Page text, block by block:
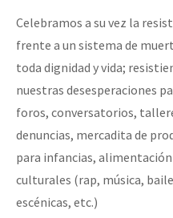
Celebramos a su vez la
frente a un sistema de
toda dignidad y vida;
nuestras desesperaciones
foros, conversatorios,
denuncias, mercadita de
para infancias,
culturales (rap, música,
escénicas, etc.)